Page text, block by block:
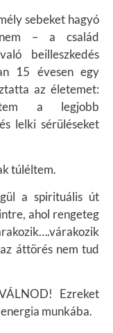
sebeket hagyó
– a család
beilleszkedés
15 évesen egy
az életemet:
a legjobb
lelki sérüléseket
túléltem.
a spirituális út
ahol rengeteg
áttörés nem tud
Ezreket
munkába.